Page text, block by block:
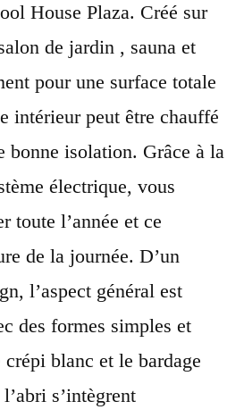
House Plaza. Créé sur
de jardin , sauna et
pour une surface totale
intérieur peut être chauffé
bonne isolation. Grâce à la
électrique, vous
toute l’année et ce
de la journée. D’un
l’aspect général est
des formes simples et
blanc et le bardage
s’intègrent